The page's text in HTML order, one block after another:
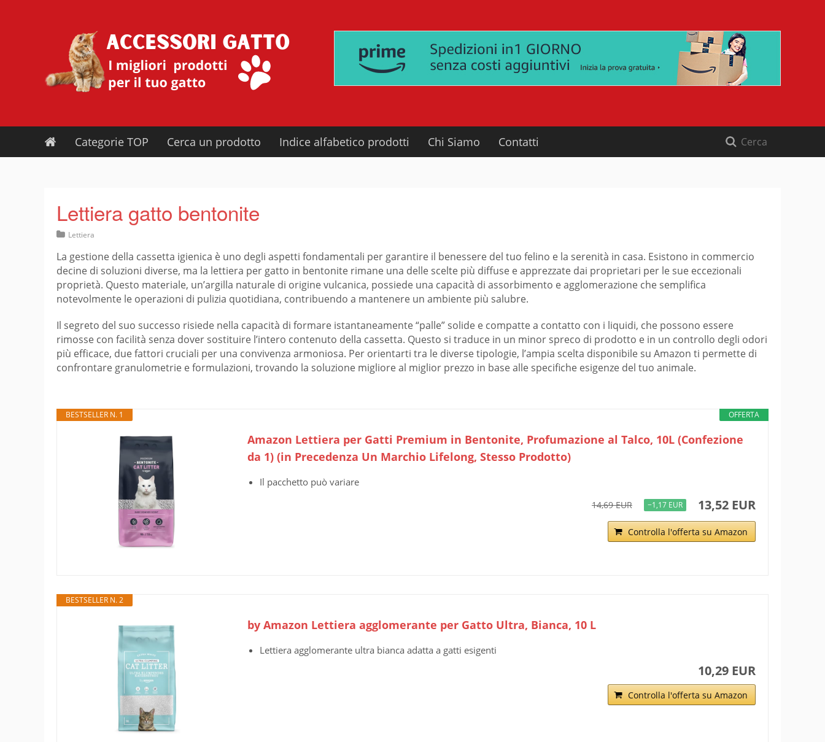
Categorie TOP Cerca un prodotto Indice alfabetico prodotti Chi Siamo Contatti
Lettiera gatto bentonite
Lettiera
La gestione della cassetta igienica è uno degli aspetti fondamentali per garantire il benessere del tuo felino e la serenità in casa. Esistono in commercio
decine di soluzioni diverse, ma la lettiera per gatto in bentonite rimane una delle scelte più diffuse e apprezzate dai proprietari per le sue eccezionali
proprietà. Questo materiale, un’argilla naturale di origine vulcanica, possiede una capacità di assorbimento e agglomerazione che semplifica
notevolmente le operazioni di pulizia quotidiana, contribuendo a mantenere un ambiente più salubre.
Il segreto del suo successo risiede nella capacità di formare istantaneamente “palle” solide e compatte a contatto con i liquidi, che possono essere
rimosse con facilità senza dover sostituire l’intero contenuto della cassetta. Questo si traduce in un minor spreco di prodotto e in un controllo degli odori
più efficace, due fattori cruciali per una convivenza armoniosa. Per orientarti tra le diverse tipologie, l’ampia scelta disponibile su Amazon ti permette di
confrontare granulometrie e formulazioni, trovando la soluzione migliore al miglior prezzo in base alle specifiche esigenze del tuo animale.
OFFERTA
BESTSELLER N. 1
Amazon Lettiera per Gatti Premium in Bentonite, Profumazione al Talco, 10L (Confezione
da 1) (in Precedenza Un Marchio Lifelong, Stesso Prodotto)
Il pacchetto può variare
14,69 EUR −1,17 EUR 13,52 EUR
Controlla l'offerta su Amazon
BESTSELLER N. 2
by Amazon Lettiera agglomerante per Gatto Ultra, Bianca, 10 L
Lettiera agglomerante ultra bianca adatta a gatti esigenti
10,29 EUR
Controlla l'offerta su Amazon